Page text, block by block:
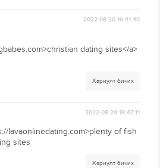
2022-08-30 16:41:40
dating sites</a>
Хариулт бичих
2022-08-29 18:47:11
lavaonlinedating.com>plenty of fish
sites
Хариулт бичих